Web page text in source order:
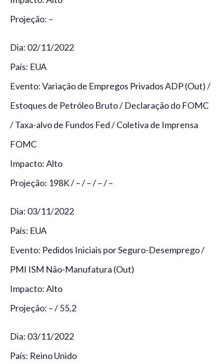
Projeção: –
Dia: 02/11/2022
País: EUA
Evento: Variação de Empregos Privados ADP (Out) /
Estoques de Petróleo Bruto / Declaração do FOMC
/ Taxa-alvo de Fundos Fed / Coletiva de Imprensa
FOMC
Impacto: Alto
Projeção: 198K / – / – / – / –
Dia: 03/11/2022
País: EUA
Evento: Pedidos Iniciais por Seguro-Desemprego /
PMI ISM Não-Manufatura (Out)
Impacto: Alto
Projeção: – / 55,2
Dia: 03/11/2022
País: Reino Unido